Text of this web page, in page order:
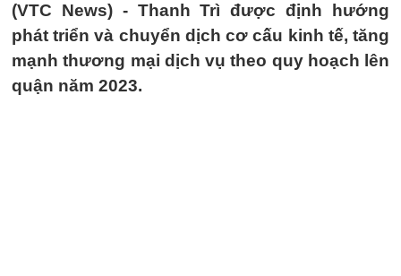
(VTC News) - Thanh Trì được định hướng
phát triển và chuyển dịch cơ cấu kinh tế, tăng
mạnh thương mại dịch vụ theo quy hoạch lên
quận năm 2023.